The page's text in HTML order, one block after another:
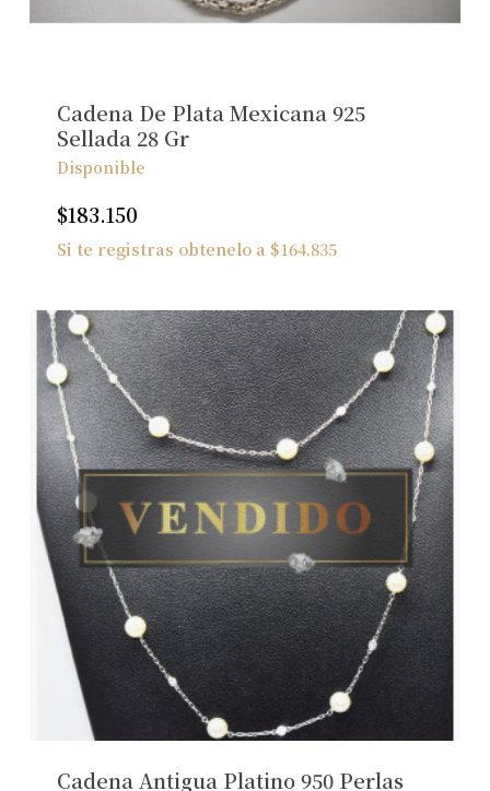
No hay productos en el carrito.
Cadena De Plata Mexicana 925
Sellada 28 Gr
Disponible
$183.150
Si te registras obtenelo a $164.835
Cadena Antigua Platino 950 Perlas